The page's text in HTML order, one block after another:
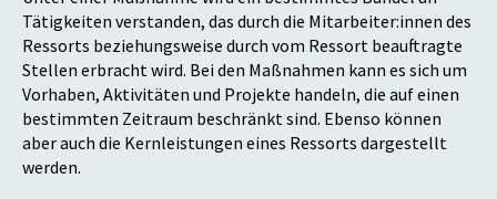
Tätigkeiten verstanden, das durch die Mitarbeiter:innen des
Ressorts beziehungsweise durch vom Ressort beauftragte
Stellen erbracht wird. Bei den Maßnahmen kann es sich um
Vorhaben, Aktivitäten und Projekte handeln, die auf einen
bestimmten Zeitraum beschränkt sind. Ebenso können
aber auch die Kernleistungen eines Ressorts dargestellt
werden.